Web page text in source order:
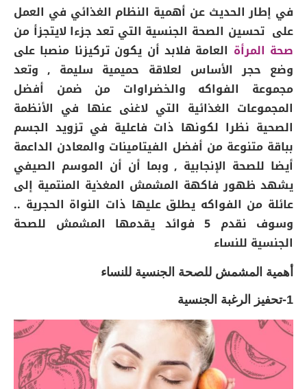
في إطار الحديث عن أهمية النظام الغذائي في العمل
على تحسين الصحة الجنسية التي تعد جزءا لايتجزأ من
صحة المرأة العامة فلابد أن يكون تركيزنا منصبا على
وضع حجر الأساس لعلاقة حميمية سليمة , وتعد
مجموعة الفواكه والخضراوات من ضمن أفضل
المجموعات الغذائية التي لاغنى عنها في الأنظمة
الصحية نظرا لكونها ذات فاعلية في تزويد الجسم
بباقة متنوعة من أفضل الفيتامينات والمعادن الداعمة
أيضا للصحة الإنجابية , وبما أن أن الموسم الصيفي
يشهد ظهور فاكهة المشمش المغذية المنتمية إلى
عائلة من الفواكه يطلق عليها ذات النواة الحجرية ..
وسوف نقدم 5 فوائد يقدمها المشمش للصحة
الجنسية للنساء
أهمية المشمش للصحة الجنسية للنساء
1-تحفيز الرغبة الجنسية